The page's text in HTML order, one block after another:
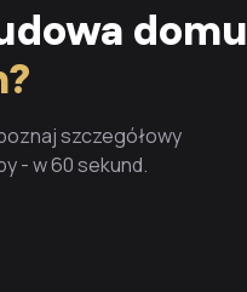
domu
szczegółowy
- w 60 sekund.